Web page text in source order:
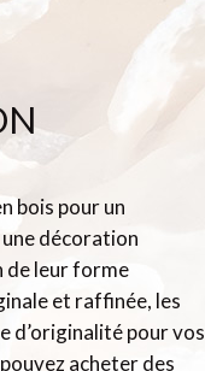
bois pour un
décoration
de leur forme
et raffinée, les
d’originalité pour vos
acheter des